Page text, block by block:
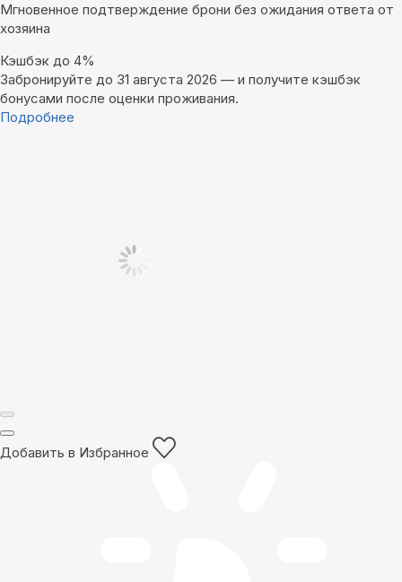
Мгновенное подтверждение брони без ожидания ответа от
хозяина
Кэшбэк до 4%
Забронируйте до 31 августа 2026 — и получите кэшбэк
бонусами после оценки проживания.
Подробнее
Добавить в Избранное